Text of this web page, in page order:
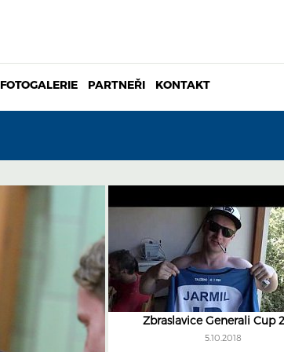
FOTOGALERIE PARTNEŘI KONTAKT
Zbraslavice Generali Cup
5.10.2018